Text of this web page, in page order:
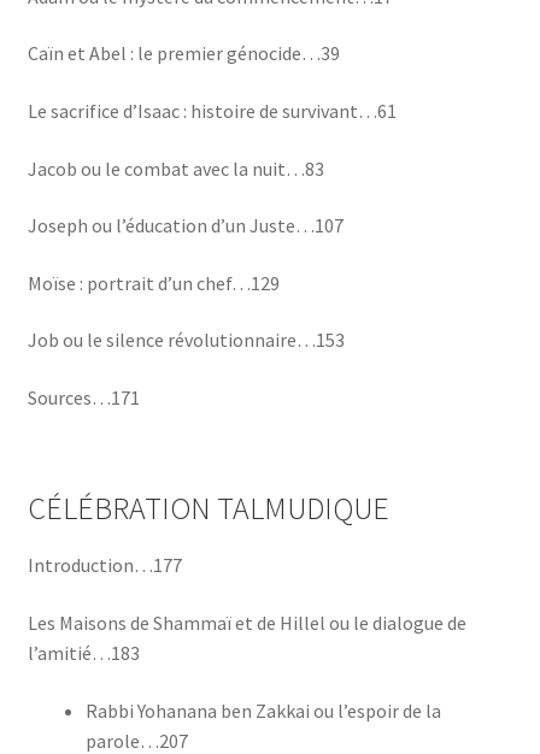
Caïn et Abel : le premier génocide…39
Le sacrifice d’Isaac : histoire de survivant…61
Jacob ou le combat avec la nuit…83
Joseph ou l’éducation d’un Juste…107
Moïse : portrait d’un chef…129
Job ou le silence révolutionnaire…153
Sources…171
CÉLÉBRATION TALMUDIQUE
Introduction…177
Les Maisons de Shammaï et de Hillel ou le dialogue de
l’amitié…183
Rabbi Yohanana ben Zakkai ou l’espoir de la
parole…207